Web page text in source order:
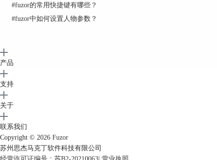
4.然后可以看到被选择的物体材质有了镜面反射属
性，人物就可以到任何附有这个属性的物体前照镜
5.如果在配上Oculus Rift观察，这个真实的体验感
就更强烈了（请忽略低分辨率的截图）。
#fuzor的常用快捷键有哪些？
#fuzor中如何设置人物参数？
产品
支持
关于
联系我们
Copyright © 2026 Fuzor
苏州思杰马克丁软件科技有限公司